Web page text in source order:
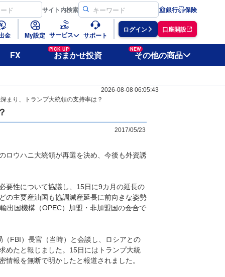
サイト内検索 銀行 保険
金 My設定 サービス サポート
ログイン 口座開設
FX
PICK UP
おまかせ投資
NEW
その他の商品
2026-08-08 06:05:43
まり、トランプ大統領の支持率は？
2017/05/23
ロウハニ大統領が再選を決め、今後も外資誘
要性について協議し、15日に9カ月の延長の
の主要産油国も協調減産延長に前向きな姿勢
出国機構（OPEC）加盟・非加盟国の会合で
FBI）長官（当時）と会談し、ロシアとの
めたと報じました。15日にはトランプ大統
報を無断で明かしたと報道されました。